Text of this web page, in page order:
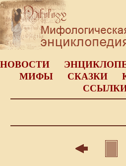
НОВОСТИ
МИФЫ
СКАЗКИ